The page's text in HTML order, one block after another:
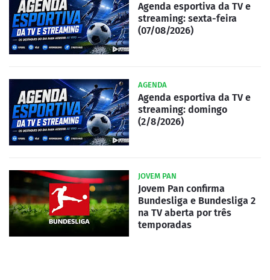
Agenda esportiva da TV e
streaming: sexta-feira
(07/08/2026)
AGENDA
Agenda esportiva da TV e
streaming: domingo
(2/8/2026)
JOVEM PAN
Jovem Pan confirma
Bundesliga e Bundesliga 2
na TV aberta por três
temporadas